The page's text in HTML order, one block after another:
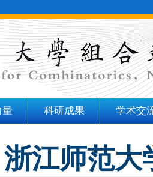
量 科研成果 学术交
浙江师范大